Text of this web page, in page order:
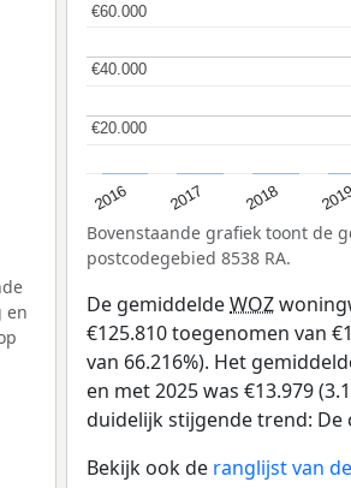
en
2016 2017 2018
€20.000
€20.000
€40.000
€40.000
€60.000
€60.000
Bovenstaande grafiek toont de
postcodegebied 8538 RA.
De gemiddeldeWOZ
€125.810 toegenomen van
van 66.216%). Het
en met 2025 was €13.979
duidelijk stijgende trend: De
Bekijk ook de ranglijst van